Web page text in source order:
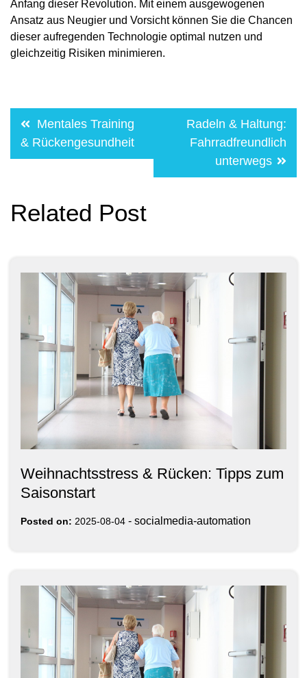
Anfang dieser Revolution. Mit einem ausgewogenen
Ansatz aus Neugier und Vorsicht können Sie die Chancen
dieser aufregenden Technologie optimal nutzen und
gleichzeitig Risiken minimieren.
Post
navigation
Mentales Training
& Rückengesundheit
Radeln & Haltung:
Fahrradfreundlich
unterwegs
Related Post
Weihnachtsstress & Rücken: Tipps zum
Saisonstart
Posted on: 2025-08-04 - socialmedia-automation